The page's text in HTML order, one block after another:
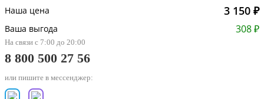
Наша цена 3 150 ₽
Ваша выгода 308 ₽
На связи с 7:00 до 20:00
8 800 500 27 56
или пишите в мессенджер: